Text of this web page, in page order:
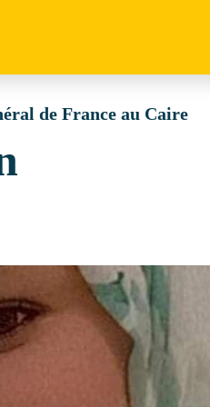
de France au Caire